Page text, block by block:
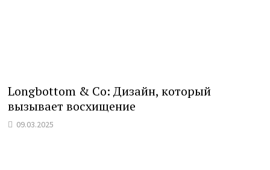
Longbottom & Co: Дизайн, который
вызывает восхищение
09.03.2025